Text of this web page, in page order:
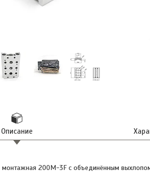
Описание
монтажная 200M-3F с объединённым